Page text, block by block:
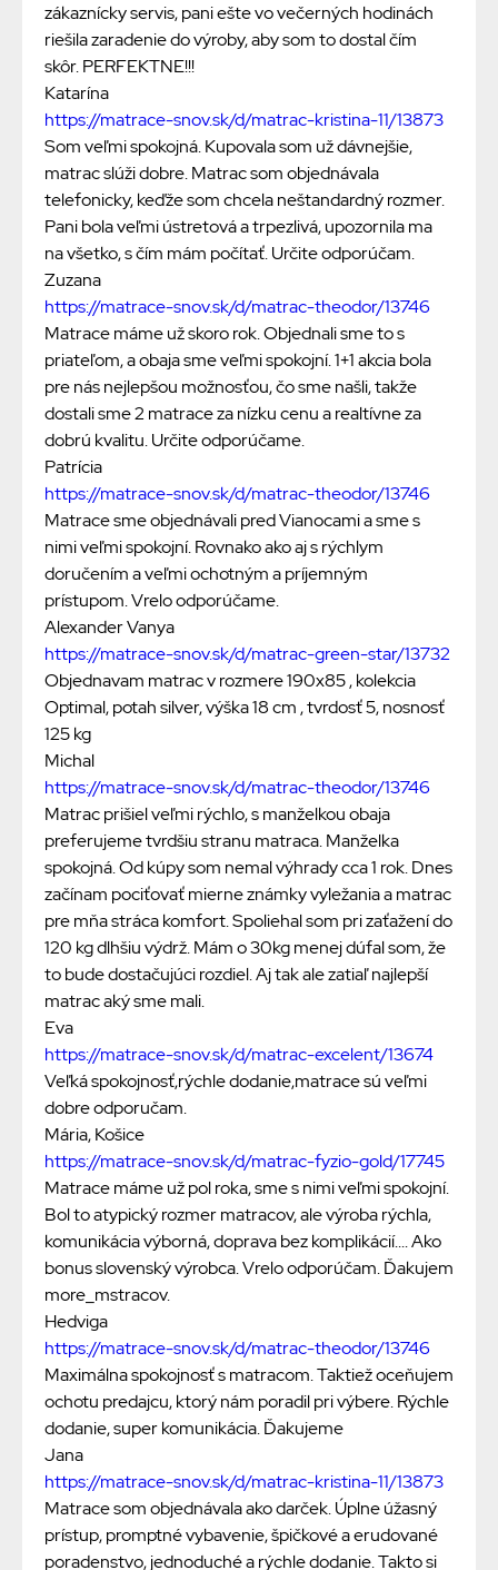
zákaznícky servis, pani ešte vo večerných hodinách
riešila zaradenie do výroby, aby som to dostal čím
skôr. PERFEKTNE!!!
Katarína
https://matrace-snov.sk/d/matrac-kristina-11/13873
Som veľmi spokojná. Kupovala som už dávnejšie,
matrac slúži dobre. Matrac som objednávala
telefonicky, keďže som chcela neštandardný rozmer.
Pani bola veľmi ústretová a trpezlivá, upozornila ma
na všetko, s čím mám počítať. Určite odporúčam.
Zuzana
https://matrace-snov.sk/d/matrac-theodor/13746
Matrace máme už skoro rok. Objednali sme to s
priateľom, a obaja sme veľmi spokojní. 1+1 akcia bola
pre nás nejlepšou možnosťou, čo sme našli, takže
dostali sme 2 matrace za nízku cenu a realtívne za
dobrú kvalitu. Určite odporúčame.
Patrícia
https://matrace-snov.sk/d/matrac-theodor/13746
Matrace sme objednávali pred Vianocami a sme s
nimi veľmi spokojní. Rovnako ako aj s rýchlym
doručením a veľmi ochotným a príjemným
prístupom. Vrelo odporúčame.
Alexander Vanya
https://matrace-snov.sk/d/matrac-green-star/13732
Objednavam matrac v rozmere 190x85 , kolekcia
Optimal, potah silver, výška 18 cm , tvrdosť 5, nosnosť
125 kg
Michal
https://matrace-snov.sk/d/matrac-theodor/13746
Matrac prišiel veľmi rýchlo, s manželkou obaja
preferujeme tvrdšiu stranu matraca. Manželka
spokojná. Od kúpy som nemal výhrady cca 1 rok. Dnes
začínam pociťovať mierne známky vyležania a matrac
pre mňa stráca komfort. Spoliehal som pri zaťažení do
120 kg dlhšiu výdrž. Mám o 30kg menej dúfal som, že
to bude dostačujúci rozdiel. Aj tak ale zatiaľ najlepší
matrac aký sme mali.
Eva
https://matrace-snov.sk/d/matrac-excelent/13674
Veľká spokojnosť,rýchle dodanie,matrace sú veľmi
dobre odporučam.
Mária, Košice
https://matrace-snov.sk/d/matrac-fyzio-gold/17745
Matrace máme už pol roka, sme s nimi veľmi spokojní.
Bol to atypický rozmer matracov, ale výroba rýchla,
komunikácia výborná, doprava bez komplikácií.... Ako
bonus slovenský výrobca. Vrelo odporúčam. Ďakujem
more_mstracov.
Hedviga
https://matrace-snov.sk/d/matrac-theodor/13746
Maximálna spokojnosť s matracom. Taktiež oceňujem
ochotu predajcu, ktorý nám poradil pri výbere. Rýchle
dodanie, super komunikácia. Ďakujeme
Jana
https://matrace-snov.sk/d/matrac-kristina-11/13873
Matrace som objednávala ako darček. Úplne úžasný
prístup, promptné vybavenie, špičkové a erudované
poradenstvo, jednoduché a rýchle dodanie. Takto si